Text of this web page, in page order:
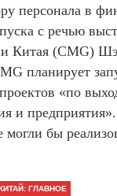
персонала в
с речью
Китая (CMG)
планирует
«по
и
бы
ГЛАВНОЕ